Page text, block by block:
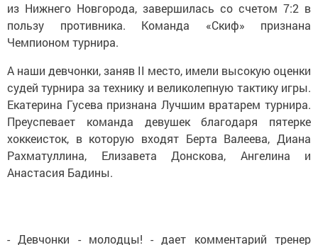
из Нижнего Новгорода, завершилась со счетом 7:2 в
пользу противника. Команда «Скиф» признана
Чемпионом турнира.
А наши девчонки, заняв II место, имели высокую оценки
судей турнира за технику и великолепную тактику игры.
Екатерина Гусева признана Лучшим вратарем турнира.
Преуспевает команда девушек благодаря пятерке
хоккеисток, в которую входят Берта Валеева, Диана
Рахматуллина, Елизавета Донскова, Ангелина и
Анастасия Бадины.
- Девчонки - молодцы! - дает комментарий тренер